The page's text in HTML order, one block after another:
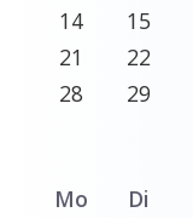
14
15
21
22
28
29
Mo
Di